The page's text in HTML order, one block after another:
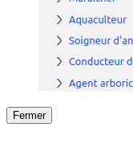
Fermer